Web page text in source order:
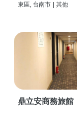
東區, 台南市 | 其他
鼎立安商務旅館